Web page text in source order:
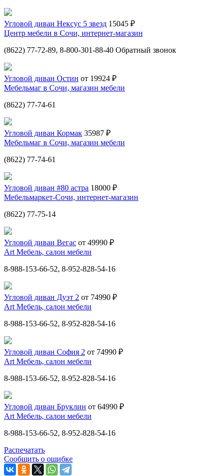
Угловой диван Нексус 5 звезд 15045 ₽
Центр мебели в Сочи, интернет-магазин
(8622) 77-72-89, 8-800-301-88-40 Обратный звонок
Угловой диван Остин от 19924 ₽
Мебельмаг в Сочи, магазин мебели
(8622) 77-74-61
Угловой диван Кормак 35987 ₽
Мебельмаг в Сочи, магазин мебели
(8622) 77-74-61
Угловой диван #80 астра 18000 ₽
Мебельмаркет-Сочи, интернет-магазин
(8622) 77-75-14
Угловой диван Вегас от 49990 ₽
Art Мебель, салон мебели
8-988-153-66-52, 8-952-828-54-16
Угловой диван Дуэт 2 от 74990 ₽
Art Мебель, салон мебели
8-988-153-66-52, 8-952-828-54-16
Угловой диван София 2 от 74990 ₽
Art Мебель, салон мебели
8-988-153-66-52, 8-952-828-54-16
Угловой диван Бруклин от 64990 ₽
Art Мебель, салон мебели
8-988-153-66-52, 8-952-828-54-16
Распечатать
Сообщить о ошибке